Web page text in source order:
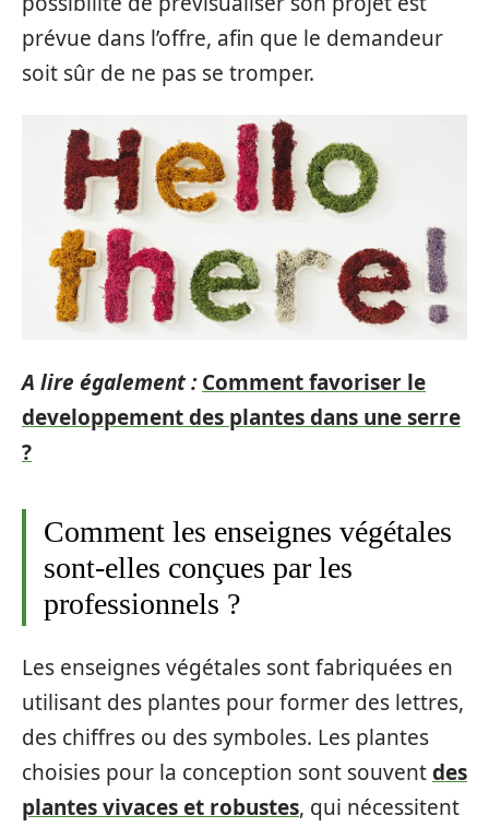
prévue dans l’offre, afin que le demandeur
soit sûr de ne pas se tromper.
A lire également : Comment favoriser le
developpement des plantes dans une serre
?
Comment les enseignes végétales
sont-elles conçues par les
professionnels ?
Les enseignes végétales sont fabriquées en
utilisant des plantes pour former des lettres,
des chiffres ou des symboles. Les plantes
choisies pour la conception sont souventdes
plantes vivaces et robustes, qui nécessitent